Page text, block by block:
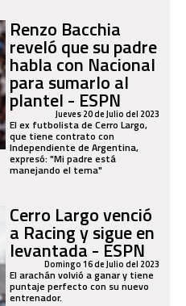
Renzo Bacchia
reveló que su padre
habla con Nacional
para sumarlo al
plantel - ESPN
Jueves 20 de Julio del 2023
El ex futbolista de Cerro Largo,
que tiene contrato con
Independiente de Argentina,
expresó: "Mi padre está
manejando el tema"
Cerro Largo venció
a Racing y sigue en
levantada - ESPN
Domingo 16 de Julio del 2023
El arachán volvió a ganar y tiene
puntaje perfecto con su nuevo
entrenador.